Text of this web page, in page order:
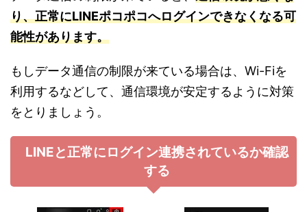
り、正常にLINEポコポコへログインできなくなる可
能性があります。
もしデータ通信の制限が来ている場合は、Wi-Fiを
利用するなどして、通信環境が安定するように対策
をとりましょう。
LINEと正常にログイン連携されているか確認
する